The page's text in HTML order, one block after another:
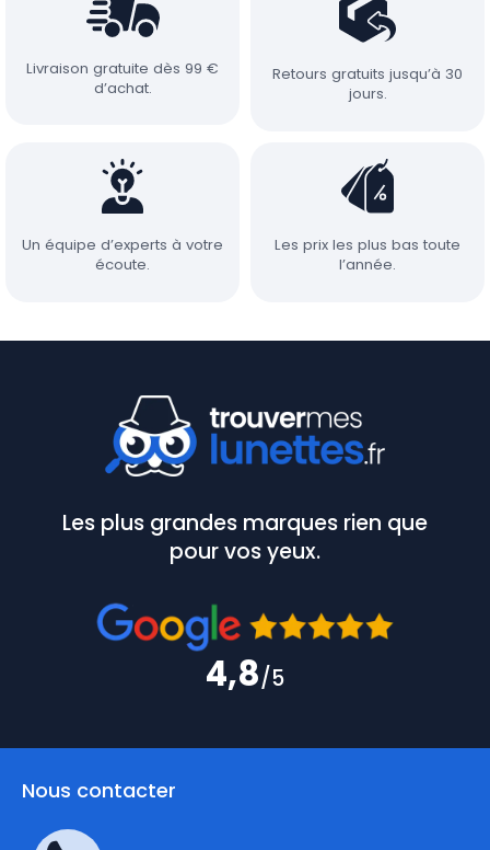
Livraison gratuite dès 99 €
d’achat.
Retours gratuits jusqu’à 30
jours.
Un équipe d’experts à votre
écoute.
Les prix les plus bas toute
l’année.
Les plus grandes marques rien que
pour vos yeux.
4,8/5
Nous contacter